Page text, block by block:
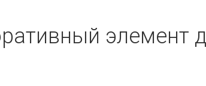
элемент